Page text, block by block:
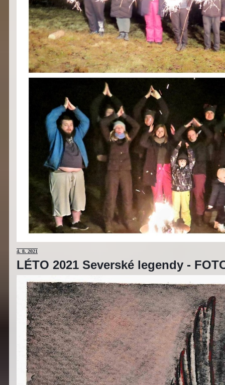
4. 8. 2021
LÉTO 2021 Severské legendy -